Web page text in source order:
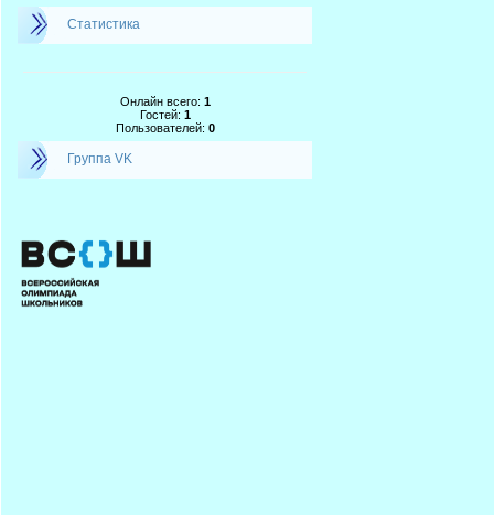
Статистика
Онлайн всего: 1
Гостей: 1
Пользователей: 0
Группа VK